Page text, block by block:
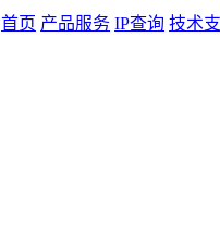
首页 产品服务 IP查询 技术